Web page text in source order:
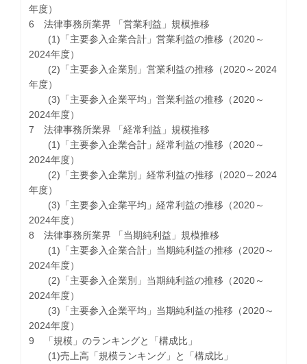
年度）
6 法律事務所業界 「営業利益」規模推移
(1)「主要参入企業合計」営業利益の推移（2020～
2024年度）
(2)「主要参入企業別」営業利益の推移（2020～2024
年度）
(3)「主要参入企業平均」営業利益の推移（2020～
2024年度）
7 法律事務所業界 「経常利益」規模推移
(1)「主要参入企業合計」経常利益の推移（2020～
2024年度）
(2)「主要参入企業別」経常利益の推移（2020～2024
年度）
(3)「主要参入企業平均」経常利益の推移（2020～
2024年度）
8 法律事務所業界 「当期純利益」規模推移
(1)「主要参入企業合計」当期純利益の推移（2020～
2024年度）
(2)「主要参入企業別」当期純利益の推移（2020～
2024年度）
(3)「主要参入企業平均」当期純利益の推移（2020～
2024年度）
9 「規模」のランキングと「構成比」
(1)売上高「規模ランキング」と「構成比」